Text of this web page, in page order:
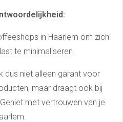
in Haarlem om zich
te minimaliseren.
dus niet alleen garant voor
maar draagt ook bij
met vertrouwen van je